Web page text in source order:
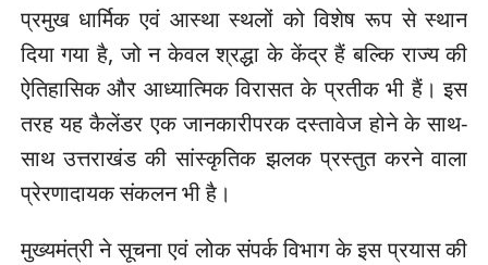
प्रमुख धार्मिक एवं आस्था स्थलों को विशेष रूप से स्थान
दिया गया है, जो न केवल श्रद्धा के केंद्र हैं बल्कि राज्य की
ऐतिहासिक और आध्यात्मिक विरासत के प्रतीक भी हैं। इस
तरह यह कैलेंडर एक जानकारीपरक दस्तावेज होने के साथ-
साथ उत्तराखंड की सांस्कृतिक झलक प्रस्तुत करने वाला
प्रेरणादायक संकलन भी है।
मुख्यमंत्री ने सूचना एवं लोक संपर्क विभाग के इस प्रयास की